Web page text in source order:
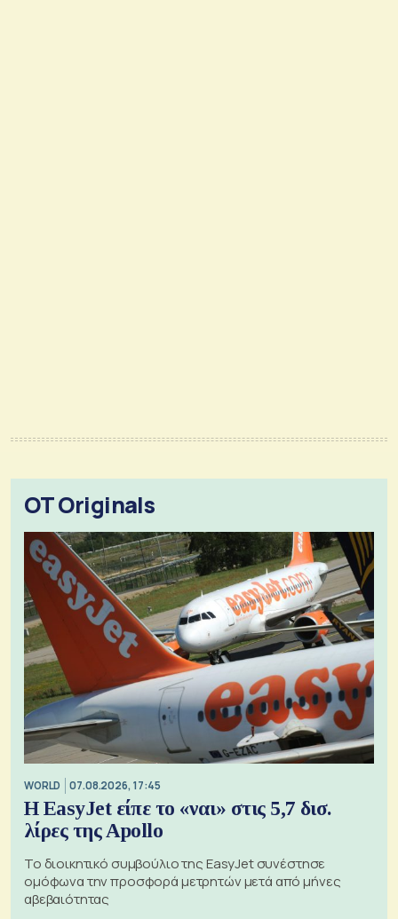
OT Originals
WORLD 07.08.2026, 17:45
Η EasyJet είπε το «ναι» στις 5,7 δισ.
λίρες της Apollo
Το διοικητικό συμβούλιο της EasyJet συνέστησε
ομόφωνα την προσφορά μετρητών μετά από μήνες
αβεβαιότητας